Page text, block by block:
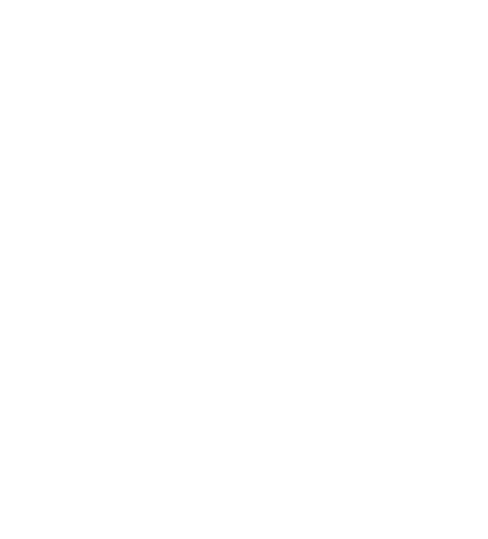
меньше подвержен износу, имеет более
пониженным уровнем шума и вибрации.
Greenworks 60V.
решения как повседневных, так и более сложных